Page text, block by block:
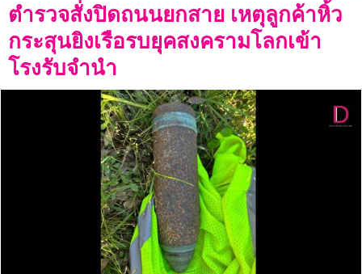
ตำรวจสั่งปิดถนนยกสาย เหตุลูกค้าหิ้ว
กระสุนยิงเรือรบยุคสงครามโลกเข้า
โรงรับจำนำ